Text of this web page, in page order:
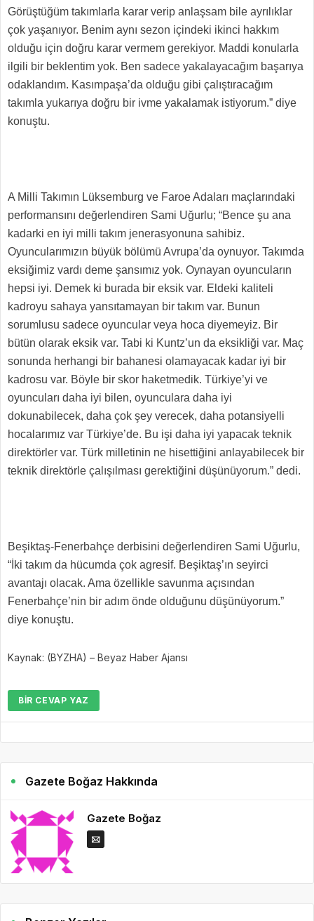
Görüştüğüm takımlarla karar verip anlaşsam bile ayrılıklar
çok yaşanıyor. Benim aynı sezon içindeki ikinci hakkım
olduğu için doğru karar vermem gerekiyor. Maddi konularla
ilgili bir beklentim yok. Ben sadece yakalayacağım başarıya
odaklandım. Kasımpaşa’da olduğu gibi çalıştıracağım
takımla yukarıya doğru bir ivme yakalamak istiyorum.” diye
konuştu.
A Milli Takımın Lüksemburg ve Faroe Adaları maçlarındaki
performansını değerlendiren Sami Uğurlu; “Bence şu ana
kadarki en iyi milli takım jenerasyonuna sahibiz.
Oyuncularımızın büyük bölümü Avrupa’da oynuyor. Takımda
eksiğimiz vardı deme şansımız yok. Oynayan oyuncuların
hepsi iyi. Demek ki burada bir eksik var. Eldeki kaliteli
kadroyu sahaya yansıtamayan bir takım var. Bunun
sorumlusu sadece oyuncular veya hoca diyemeyiz. Bir
bütün olarak eksik var. Tabi ki Kuntz’un da eksikliği var. Maç
sonunda herhangi bir bahanesi olamayacak kadar iyi bir
kadrosu var. Böyle bir skor haketmedik. Türkiye’yi ve
oyuncuları daha iyi bilen, oyunculara daha iyi
dokunabilecek, daha çok şey verecek, daha potansiyelli
hocalarımız var Türkiye’de. Bu işi daha iyi yapacak teknik
direktörler var. Türk milletinin ne hisettiğini anlayabilecek bir
teknik direktörle çalışılması gerektiğini düşünüyorum.” dedi.
Beşiktaş-Fenerbahçe derbisini değerlendiren Sami Uğurlu,
“İki takım da hücumda çok agresif. Beşiktaş’ın seyirci
avantajı olacak. Ama özellikle savunma açısından
Fenerbahçe’nin bir adım önde olduğunu düşünüyorum.”
diye konuştu.
Kaynak: (BYZHA) – Beyaz Haber Ajansı
BIR CEVAP YAZ
Gazete Boğaz Hakkında
Gazete Boğaz